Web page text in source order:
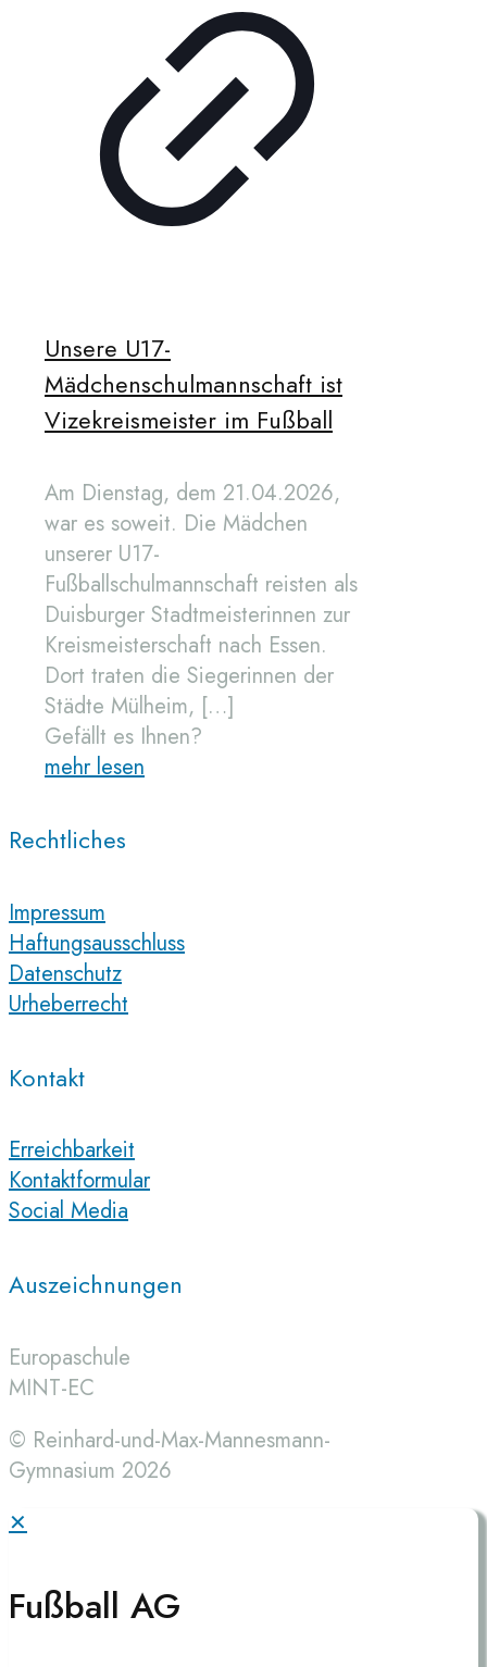
Unsere U17-
Mädchenschulmannschaft ist
Vizekreismeister im Fußball
Am Dienstag, dem 21.04.2026,
war es soweit. Die Mädchen
unserer U17-
Fußballschulmannschaft reisten als
Duisburger Stadtmeisterinnen zur
Kreismeisterschaft nach Essen.
Dort traten die Siegerinnen der
Städte Mülheim, […]
Gefällt es Ihnen?
mehr lesen
Rechtliches
Impressum
Haftungsausschluss
Datenschutz
Urheberrecht
Kontakt
Erreichbarkeit
Kontaktformular
Social Media
Auszeichnungen
Europaschule
MINT-EC
© Reinhard-und-Max-Mannesmann-
Gymnasium 2026
✕
Fußball AG